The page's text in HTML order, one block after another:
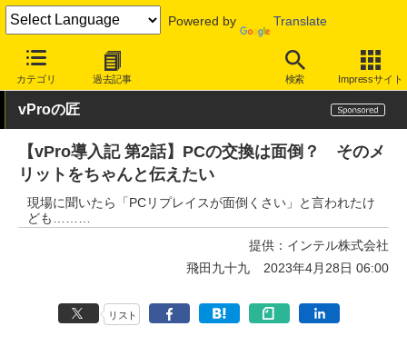
Powered by Translate
カテゴリ 過去記事 検索 Impressサイト
INTERNET Watch トピック テレワーク
vProの匠
【vPro導入記 第2話】PCの交換は面倒？ そのメ
リットをちゃんと伝えたい
現場に聞いたら「PCリプレイスが面倒くさい」と言われたけ
ども………
提供： インテル株式会社
飛田九十九
2023年4月28日 06:00
リスト